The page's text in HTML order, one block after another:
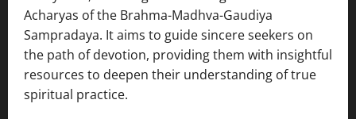
Acharyas of the Brahma-Madhva-Gaudiya
Sampradaya. It aims to guide sincere seekers on
the path of devotion, providing them with insightful
resources to deepen their understanding of true
spiritual practice.